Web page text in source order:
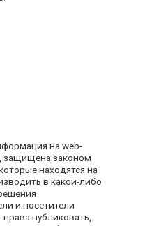
на web-
защищена законом
находятся на
в какой-либо
и посетители
публиковать,